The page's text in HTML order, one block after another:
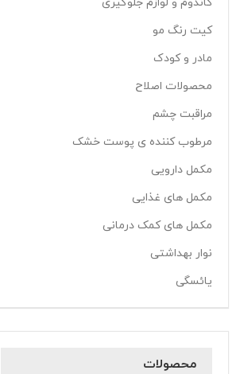
کیت رنگ مو
مادر و کودک
محصولات اصلاح
مراقبت چشم
مرطوب کننده ی پوست خشک
مکمل دارویی
مکمل های غذایی
مکمل های کمک درمانی
نوار بهداشتی
یائسگی
محصولات